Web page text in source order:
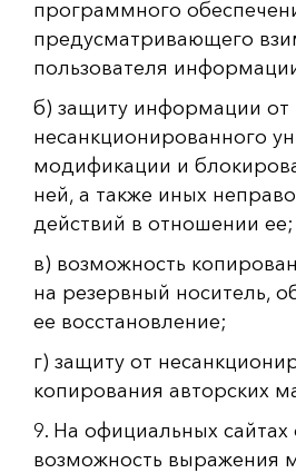
программного
предусматривающего
пользователя
б) защиту информации от
несанкционированного
модификации и
ней, а также иных
действий в отношении ее;
в) возможность
на резервный носитель,
ее восстановление;
г) защиту от
копирования авторских
9. На официальных сайтах
возможность выражения